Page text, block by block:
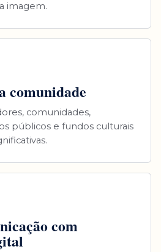
imagem.
comunidade
comunidades,
públicos e fundos culturais
com